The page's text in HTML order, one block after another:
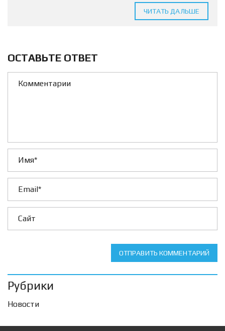
ЧИТАТЬ ДАЛЬШЕ
ОСТАВЬТЕ ОТВЕТ
ОТПРАВИТЬ КОММЕНТАРИЙ
Рубрики
Новости